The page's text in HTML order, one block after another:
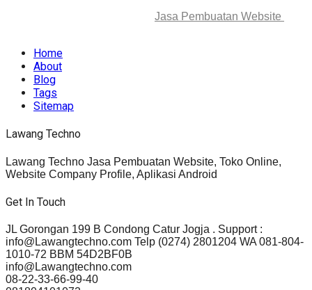
Jasa Pembuatan Website
Home
About
Blog
Tags
Sitemap
Lawang Techno
Lawang Techno Jasa Pembuatan Website, Toko Online,
Website Company Profile, Aplikasi Android
Get In Touch
JL Gorongan 199 B Condong Catur Jogja . Support :
info@Lawangtechno.com Telp (0274) 2801204 WA 081-804-
1010-72 BBM 54D2BF0B
info@Lawangtechno.com
08-22-33-66-99-40